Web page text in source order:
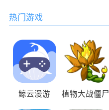
热门游戏
鲸云漫游 植物大战僵尸